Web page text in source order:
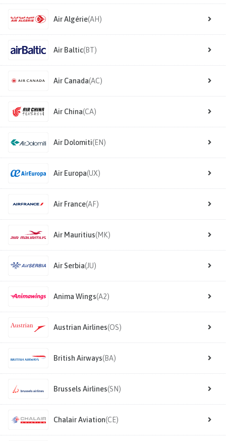
Air Algérie(AH)
Air Baltic(BT)
Air Canada(AC)
Air China(CA)
Air Dolomiti(EN)
Air Europa(UX)
Air France(AF)
Air Mauritius(MK)
Air Serbia(JU)
Anima Wings(A2)
Austrian Airlines(OS)
British Airways(BA)
Brussels Airlines(SN)
Chalair Aviation(CE)